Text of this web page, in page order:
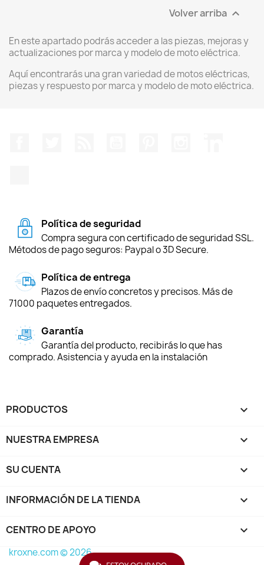
Volver arriba 
En este apartado podrás acceder a las piezas, mejoras y
actualizaciones por marca y modelo de moto eléctrica.
Aquí encontrarás una gran variedad de motos eléctricas,
piezas y respuesto por marca y modelo de moto eléctrica.
Política de seguridad
Compra segura con certificado de seguridad SSL.
Métodos de pago seguros: Paypal o 3D Secure.
Política de entrega
Plazos de envío concretos y precisos. Más de
71000 paquetes entregados.
Garantía
Garantía del producto, recibirás lo que has
comprado. Asistencia y ayuda en la instalación
PRODUCTOS 
NUESTRA EMPRESA 
SU CUENTA 
INFORMACIÓN DE LA TIENDA keyboard_arrow_down
CENTRO DE APOYO 
kroxne.com © 2026